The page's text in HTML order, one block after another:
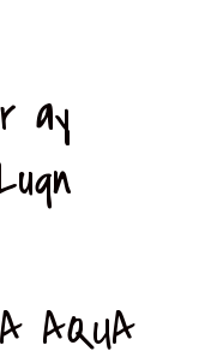
ay
AQUA